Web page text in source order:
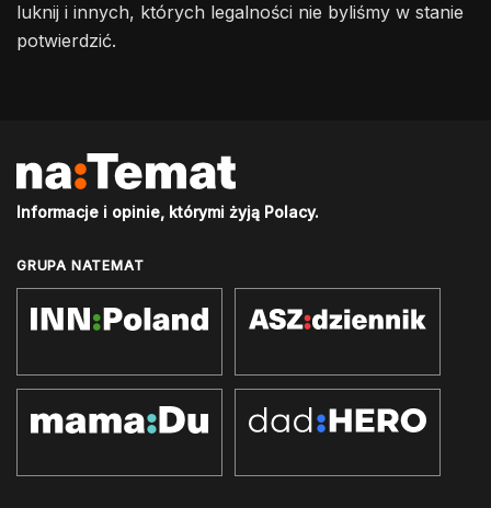
luknij i innych, których legalności nie byliśmy w stanie
potwierdzić.
Informacje i opinie, którymi żyją Polacy.
GRUPA NATEMAT